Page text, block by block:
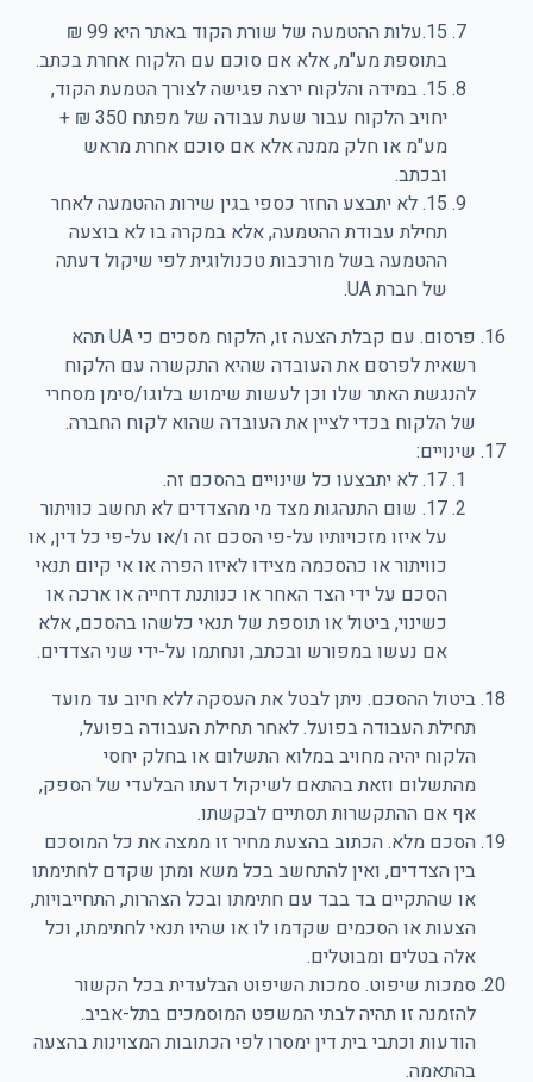
15.עלות ההטמעה של שורת הקוד באתר היא 99 ₪
בתוספת מע"מ, אלא אם סוכם עם הלקוח אחרת בכתב.
15. במידה והלקוח ירצה פגישה לצורך הטמעת הקוד,
יחויב הלקוח עבור שעת עבודה של מפתח 350 ₪ +
מע"מ או חלק ממנה אלא אם סוכם אחרת מראש
ובכתב.
15. לא יתבצע החזר כספי בגין שירות ההטמעה לאחר
תחילת עבודת ההטמעה, אלא במקרה בו לא בוצעה
ההטמעה בשל מורכבות טכנולוגית לפי שיקול דעתה
של חברת UA.
פרסום. עם קבלת הצעה זו, הלקוח מסכים כי UA תהא
רשאית לפרסם את העובדה שהיא התקשרה עם הלקוח
להנגשת האתר שלו וכן לעשות שימוש בלוגו/סימן מסחרי
של הלקוח בכדי לציין את העובדה שהוא לקוח החברה.
שינויים:
17. לא יתבצעו כל שינויים בהסכם זה.
17. שום התנהגות מצד מי מהצדדים לא תחשב כוויתור
על איזו מזכויותיו על-פי הסכם זה ו/או על-פי כל דין, או
כוויתור או כהסכמה מצידו לאיזו הפרה או אי קיום תנאי
הסכם על ידי הצד האחר או כנותנת דחייה או ארכה או
כשינוי, ביטול או תוספת של תנאי כלשהו בהסכם, אלא
אם נעשו במפורש ובכתב, ונחתמו על-ידי שני הצדדים.
ביטול ההסכם. ניתן לבטל את העסקה ללא חיוב עד מועד
תחילת העבודה בפועל. לאחר תחילת העבודה בפועל,
הלקוח יהיה מחויב במלוא התשלום או בחלק יחסי
מהתשלום וזאת בהתאם לשיקול דעתו הבלעדי של הספק,
אף אם ההתקשרות תסתיים לבקשתו.
הסכם מלא. הכתוב בהצעת מחיר זו ממצה את כל המוסכם
בין הצדדים, ואין להתחשב בכל משא ומתן שקדם לחתימתו
או שהתקיים בד בבד עם חתימתו ובכל הצהרות, התחייבויות,
הצעות או הסכמים שקדמו לו או שהיו תנאי לחתימתו, וכל
אלה בטלים ומבוטלים.
סמכות שיפוט. סמכות השיפוט הבלעדית בכל הקשור
להזמנה זו תהיה לבתי המשפט המוסמכים בתל-אביב.
הודעות וכתבי בית דין ימסרו לפי הכתובות המצוינות בהצעה
בהתאמה.